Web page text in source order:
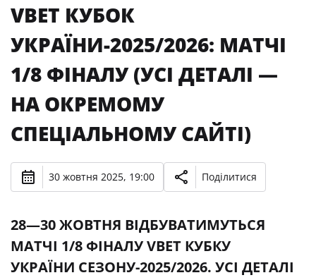
VBET КУБОК
УКРАЇНИ-2025/2026: МАТЧІ
1/8 ФІНАЛУ (УСІ ДЕТАЛІ —
НА ОКРЕМОМУ
СПЕЦІАЛЬНОМУ САЙТІ)
30 жовтня 2025, 19:00 Поділитися
28—30 ЖОВТНЯ ВІДБУВАТИМУТЬСЯ
МАТЧІ 1/8 ФІНАЛУ VBET КУБКУ
УКРАЇНИ СЕЗОНУ-2025/2026. УСІ ДЕТАЛІ